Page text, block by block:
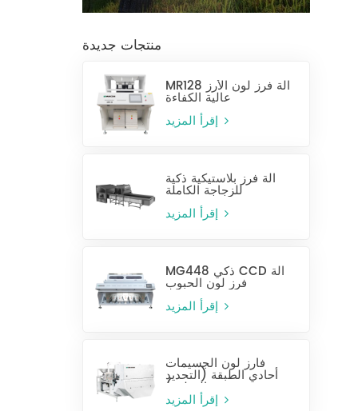
منتجات جديدة
MR128 آلة فرز لون الأرز
عالية الكفاءة
إقرأ المزيد
آلة فرز بلاستيكية ذكية
للزجاجة الكاملة
إقرأ المزيد
MG448 ذكي CCD آلة
فرز لون الحبوب
إقرأ المزيد
فارز لون الجسيمات
أحادي الطبقة (التحديد
الرطب)
إقرأ المزيد